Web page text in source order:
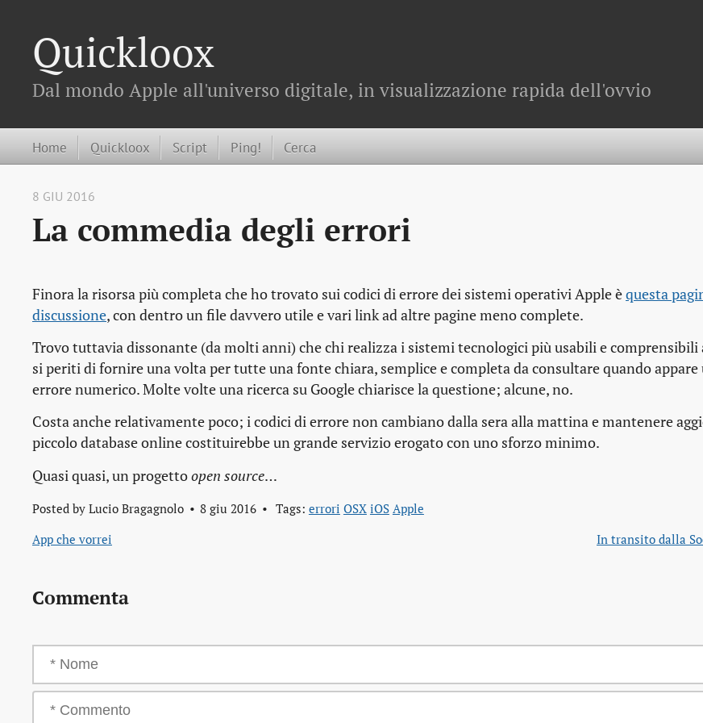
Quickloox
Dal mondo Apple all'universo digitale, in visualizzazione rapida dell'ovvio
Home Quickloox Script Ping! Cerca
8 GIU 2016
La commedia degli errori
Finora la risorsa più completa che ho trovato sui codici di errore dei sistemi operativi Apple èquesta
discussione, con dentro un file davvero utile e vari link ad altre pagine meno complete.
Trovo tuttavia dissonante (da molti anni) che chi realizza i sistemi tecnologici più usabili e
si periti di fornire una volta per tutte una fonte chiara, semplice e completa da consultare quando appare
errore numerico. Molte volte una ricerca su Google chiarisce la questione; alcune, no.
Costa anche relativamente poco; i codici di errore non cambiano dalla sera alla mattina e mantenere
piccolo database online costituirebbe un grande servizio erogato con uno sforzo minimo.
Quasi quasi, un progettoopen source…
Posted by Lucio Bragagnolo 8 giu 2016 Tags: errori OSX iOS Apple
App che vorrei
In transito dalla
Commenta